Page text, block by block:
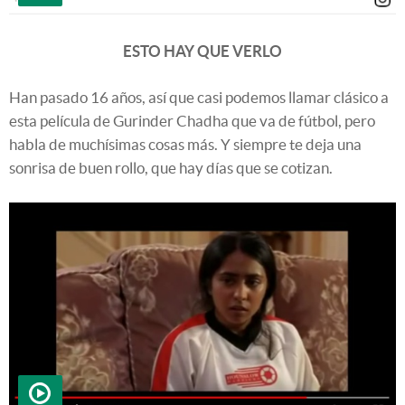
ESTO HAY QUE VERLO
Han pasado 16 años, así que casi podemos llamar clásico a
esta película de Gurinder Chadha que va de fútbol, pero
habla de muchísimas cosas más. Y siempre te deja una
sonrisa de buen rollo, que hay días que se cotizan.